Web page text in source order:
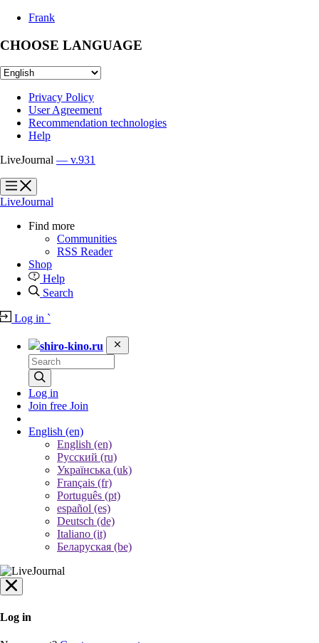
Frank
CHOOSE LANGUAGE
Privacy Policy
User Agreement
Recommendation technologies
Help
LiveJournal — v.931
?
?
LiveJournal
Find more
Communities
RSS Reader
Shop
Help
Search
Log in `
shiro-kino.ru
Log in
Join free Join
English (en)
English (en)
Русский (ru)
Українська (uk)
Français (fr)
Português (pt)
español (es)
Deutsch (de)
Italiano (it)
Беларуская (be)
Log in